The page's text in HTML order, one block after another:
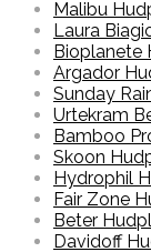
Malibu
Laura
Bioplanete
Argador
Sunday
Urtekram
Bamboo
Skoon
Hydrophil
Fair Zone
Beter
Davidoff